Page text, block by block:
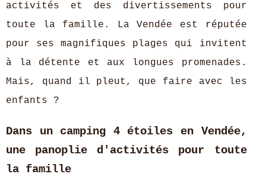
activités et des divertissements pour
toute la famille. La Vendée est réputée
pour ses magnifiques plages qui invitent
à la détente et aux longues promenades.
Mais, quand il pleut, que faire avec les
enfants ?
Dans un camping 4 étoiles en Vendée,
une panoplie d'activités pour toute
la famille